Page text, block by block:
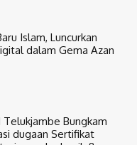
Islam, Luncurkan
dalam Gema Azan
Telukjambe Bungkam
dugaan Sertifikat